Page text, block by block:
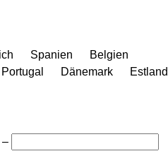
Spanien
Belgien
Portugal Dänemark
Estland
–